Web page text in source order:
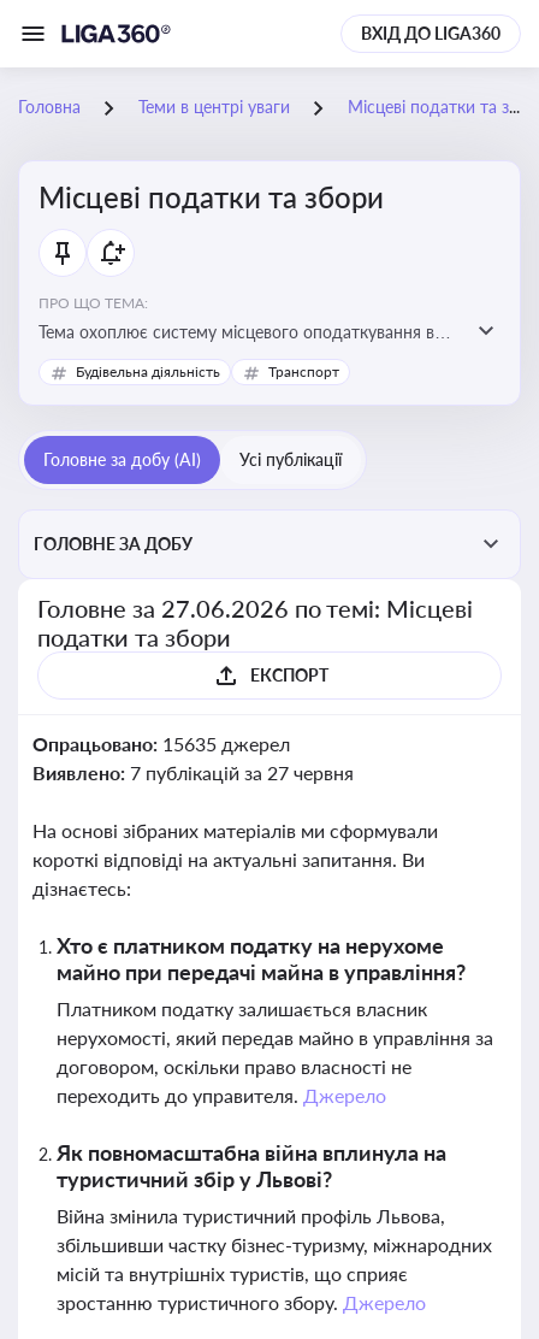
ВХІД ДО LIGA360
Головна Теми в центрі уваги Місцеві податки та збори
Місцеві податки та збори
ПРО ЩО ТЕМА:
Тема охоплює систему місцевого оподаткування в
Україні, включаючи туристичний збір, плату за
земельні ділянки, за паркування транспорту
Будівельна діяльність Транспорт
Головне за добу (AI) Усі публікації
ГОЛОВНЕ ЗА ДОБУ
Головне за 27.06.2026 по темі: Місцеві
податки та збори
ЕКСПОРТ
Опрацьовано: 15635 джерел
Виявлено: 7 публікацій за 27 червня
На основі зібраних матеріалів ми сформували
короткі відповіді на актуальні запитання. Ви
дізнаєтесь:
Хто є платником податку на нерухоме
майно при передачі майна в управління?
Платником податку залишається власник
нерухомості, який передав майно в управління за
договором, оскільки право власності не
переходить до управителя. Джерело
Як повномасштабна війна вплинула на
туристичний збір у Львові?
Війна змінила туристичний профіль Львова,
збільшивши частку бізнес-туризму, міжнародних
місій та внутрішніх туристів, що сприяє
зростанню туристичного збору. Джерело